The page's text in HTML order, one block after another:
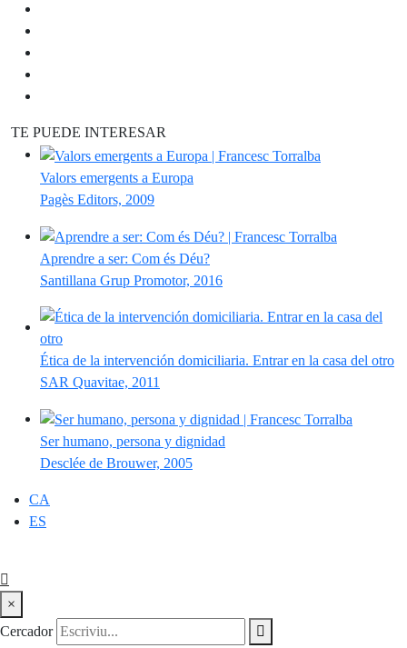
TE PUEDE INTERESAR
Valors emergents a Europa
Pagès Editors, 2009
Aprendre a ser: Com és Déu?
Santillana Grup Promotor, 2016
Ética de la intervención domiciliaria. Entrar en la casa del otro
SAR Quavitae, 2011
Ser humano, persona y dignidad
Desclée de Brouwer, 2005
CA
ES
×
Cercador